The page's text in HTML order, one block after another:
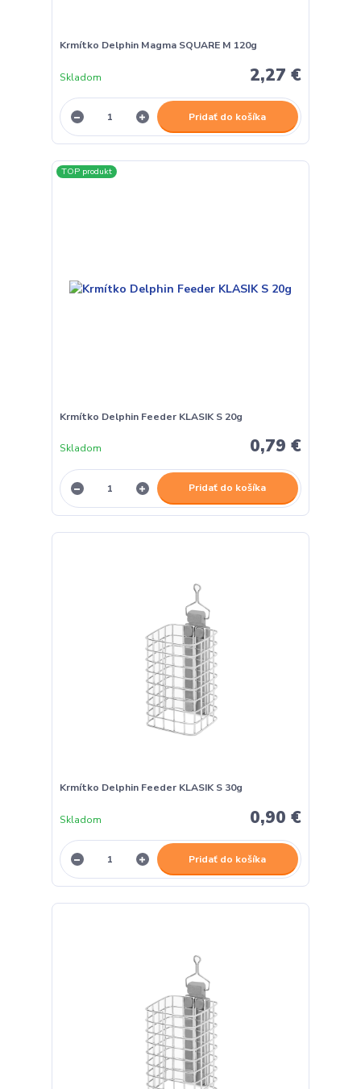
Krmítko Delphin Magma SQUARE M 120g
2,27 €
Skladom
Pridať do košíka
TOP produkt
Krmítko Delphin Feeder KLASIK S 20g
0,79 €
Skladom
Pridať do košíka
Krmítko Delphin Feeder KLASIK S 30g
0,90 €
Skladom
Pridať do košíka